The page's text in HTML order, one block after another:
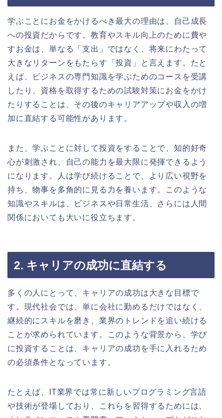
学ぶことにお金をかけるべき最大の理由は、自己成長
への投資だからです。教育やスキル向上のために費や
すお金は、単なる「支出」ではなく、将来にわたって
大きなリターンをもたらす「投資」と言えます。たと
えば、ビジネスの専門知識を学ぶためのコースを受講
したり、資格を取得するための試験対策にお金をかけ
たりすることは、その後のキャリアアップや収入の増
加に直結する可能性があります。
また、学ぶことに対して投資をすることで、知的好奇
心が刺激され、自己の能力を最大限に発揮できるよう
になります。人は学び続けることで、より広い視野を
持ち、物事を多角的に見る力を養います。このような
知識やスキルは、ビジネスや日常生活、さらには人間
関係においても大いに役立ちます。
2. キャリアの成功に直結する
多くの人にとって、キャリアの成功は大きな目標で
す。現代社会では、単に会社に勤めるだけではなく、
継続的にスキルを磨き、業界のトレンドを追い続ける
ことが求められています。このような背景から、学び
に投資することは、キャリアの成功を手に入れるため
の必須条件となっています。
たとえば、IT業界では常に新しいプログラミング言語
や技術が登場しており、これらを習得するためには、